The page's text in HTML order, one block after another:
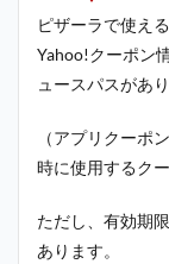
ピザーラで使え
Yahoo!クーポン
ュースパスがあり
（アプリクーポ
時に使用するク
ただし、有効期
あります。